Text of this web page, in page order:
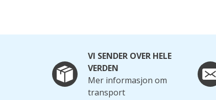
VI SENDER OVER HELE
VERDEN
Mer informasjon om
transport